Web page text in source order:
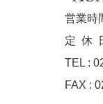
営業時
定休
TEL :
FAX :